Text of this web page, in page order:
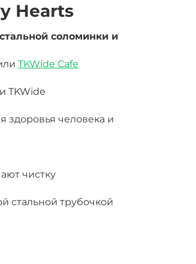
Hearts
соломинки и
TKWide Cafe
TKWide
здоровья человека и
чистку
стальной трубочкой